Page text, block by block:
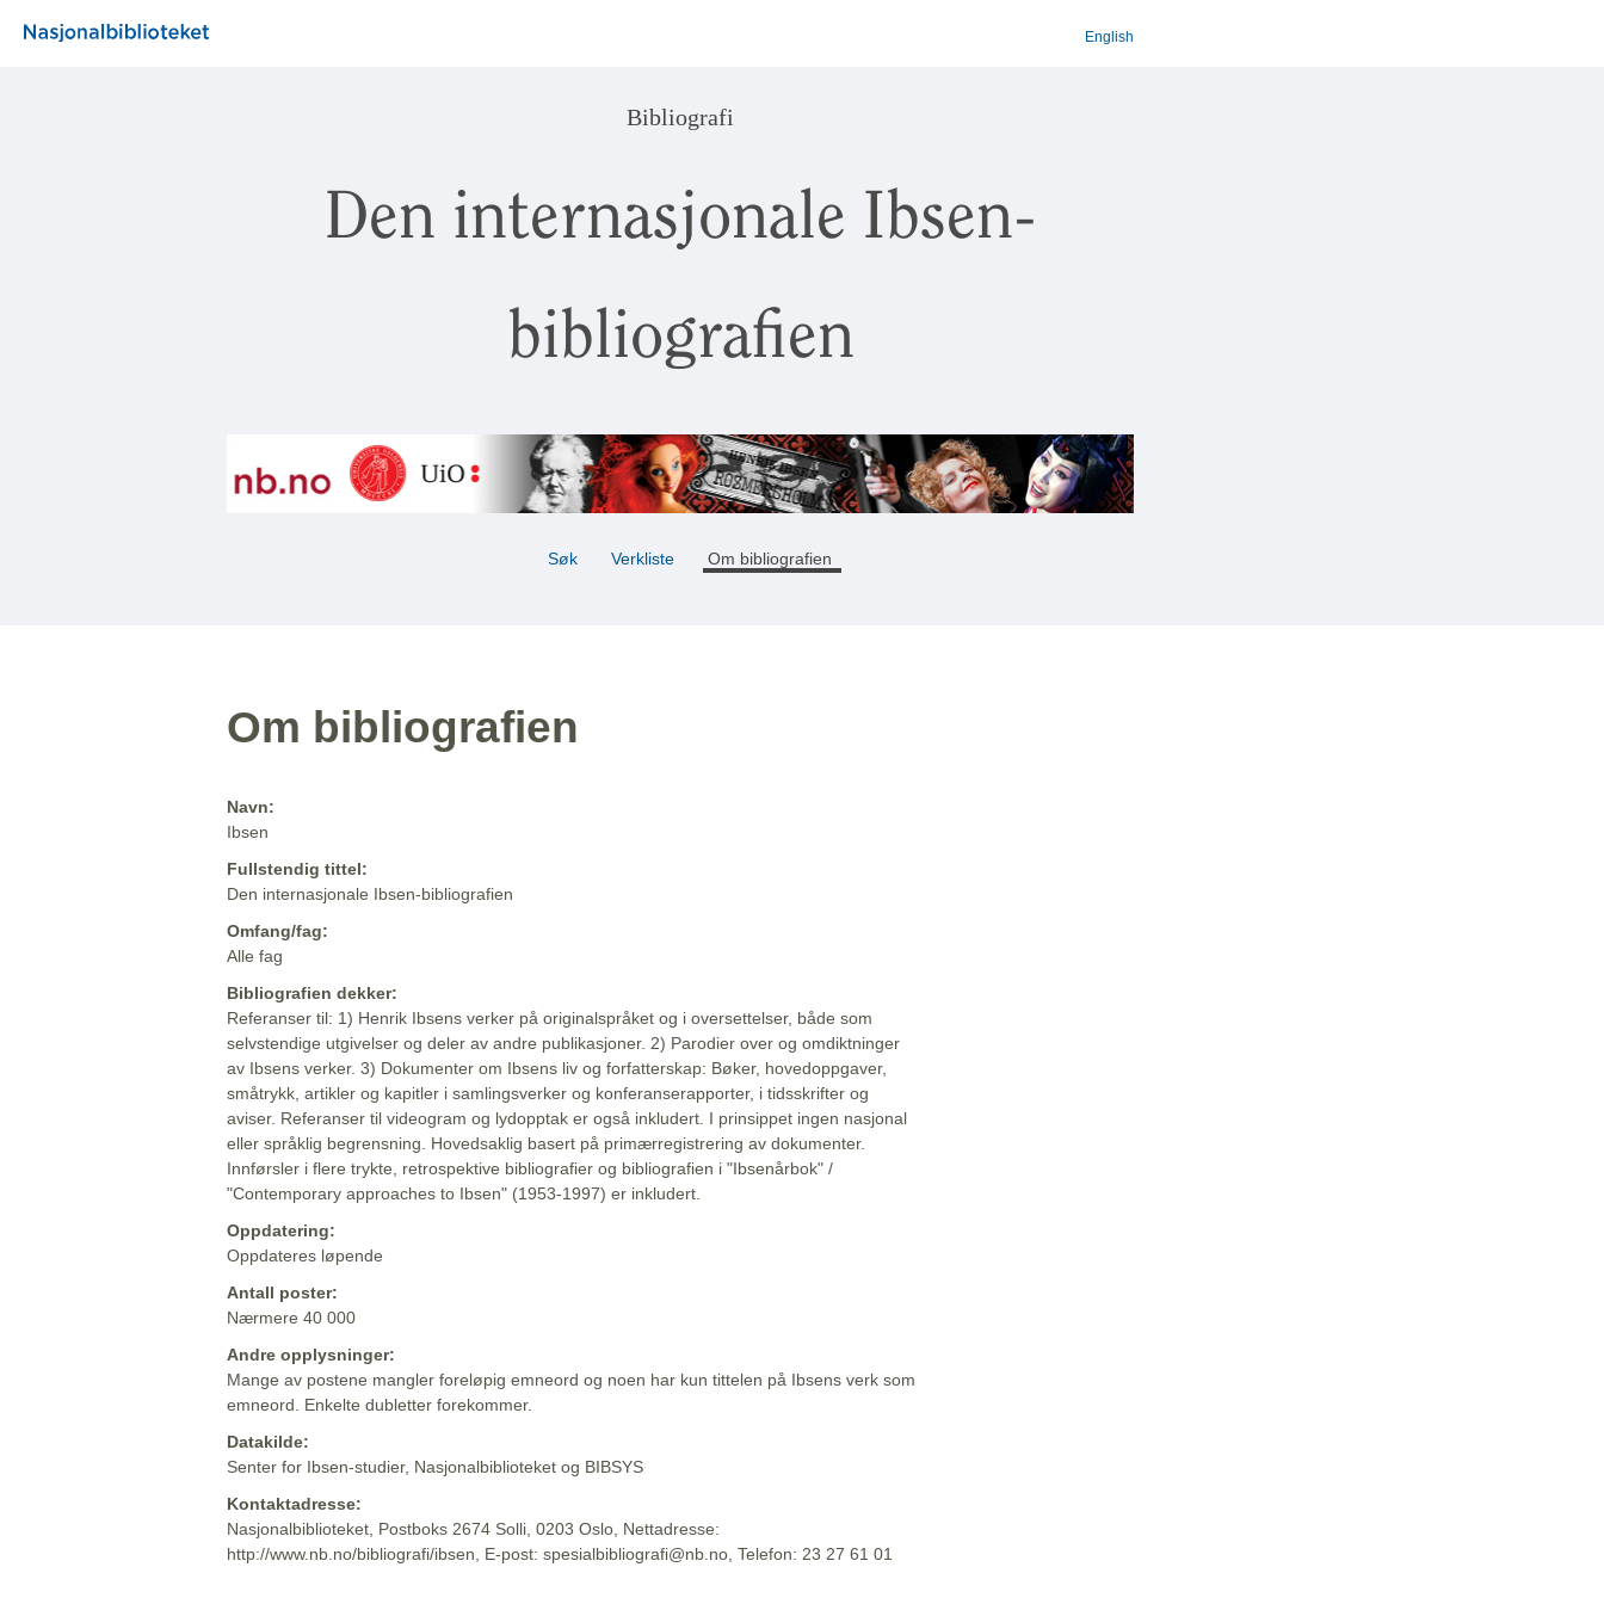
English
Bibliografi
Den internasjonale Ibsen-
bibliografien
Søk Verkliste Om bibliografien
Om bibliografien
Navn:
Ibsen
Fullstendig tittel:
Den internasjonale Ibsen-bibliografien
Omfang/fag:
Alle fag
Bibliografien dekker:
Referanser til: 1) Henrik Ibsens verker på originalspråket og i oversettelser, både som
selvstendige utgivelser og deler av andre publikasjoner. 2) Parodier over og omdiktninger
av Ibsens verker. 3) Dokumenter om Ibsens liv og forfatterskap: Bøker, hovedoppgaver,
småtrykk, artikler og kapitler i samlingsverker og konferanserapporter, i tidsskrifter og
aviser. Referanser til videogram og lydopptak er også inkludert. I prinsippet ingen nasjonal
eller språklig begrensning. Hovedsaklig basert på primærregistrering av dokumenter.
Innførsler i flere trykte, retrospektive bibliografier og bibliografien i "Ibsenårbok" /
"Contemporary approaches to Ibsen" (1953-1997) er inkludert.
Oppdatering:
Oppdateres løpende
Antall poster:
Nærmere 40 000
Andre opplysninger:
Mange av postene mangler foreløpig emneord og noen har kun tittelen på Ibsens verk som
emneord. Enkelte dubletter forekommer.
Datakilde:
Senter for Ibsen-studier, Nasjonalbiblioteket og BIBSYS
Kontaktadresse:
Nasjonalbiblioteket, Postboks 2674 Solli, 0203 Oslo, Nettadresse:
http://www.nb.no/bibliografi/ibsen, E-post: spesialbibliografi@nb.no, Telefon: 23 27 61 01